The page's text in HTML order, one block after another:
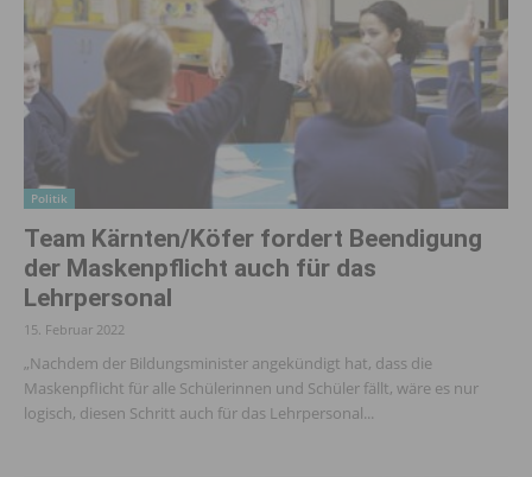
Politik
Team Kärnten/Köfer fordert Beendigung
der Maskenpflicht auch für das
Lehrpersonal
15. Februar 2022
„Nachdem der Bildungsminister angekündigt hat, dass die
Maskenpflicht für alle Schülerinnen und Schüler fällt, wäre es nur
logisch, diesen Schritt auch für das Lehrpersonal...